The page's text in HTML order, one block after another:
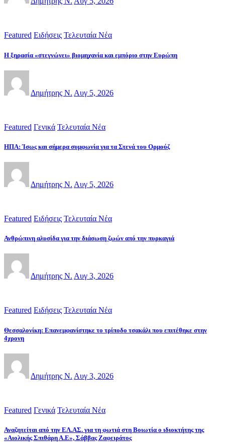
Featured Ειδήσεις Τελευταία Νέα
Η ξηρασία «στεγνώνει» βιομηχανία και εμπόριο στην Ευρώπη
Δημήτρης Ν. Αυγ 5, 2026
Featured Γενικά Τελευταία Νέα
ΗΠΑ: Ίσως και σήμερα συμφωνία για τα Στενά του Ορμούζ
Δημήτρης Ν. Αυγ 5, 2026
Featured Ειδήσεις Τελευταία Νέα
Ανθρώπινη αλυσίδα για την διάσωση ζωών από την πυρκαγιά
Δημήτρης Ν. Αυγ 3, 2026
Featured Ειδήσεις Τελευταία Νέα
Θεσσαλονίκη: Επανεμφανίστηκε το τρίποδο τσακάλι που επιτέθηκε στην
4χρονη
Δημήτρης Ν. Αυγ 3, 2026
Featured Γενικά Τελευταία Νέα
Αναζητείται από την ΕΛ.ΑΣ. για τη φωτιά στη Βοιωτία ο ιδιοκτήτης της
«Αιολικής Σπιθάρη Α.Ε», Σάββας Ζαφειράτος